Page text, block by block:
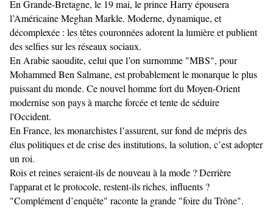
En Grande-Bretagne, le 19 mai, le prince Harry épousera
l’Américaine Meghan Markle. Moderne, dynamique, et
décomplexée : les têtes couronnées adorent la lumière et publient
des selfies sur les réseaux sociaux.
En Arabie saoudite, celui que l’on surnomme "MBS", pour
Mohammed Ben Salmane, est probablement le monarque le plus
puissant du monde. Ce nouvel homme fort du Moyen-Orient
modernise son pays à marche forcée et tente de séduire
l'Occident.
En France, les monarchistes l’assurent, sur fond de mépris des
élus politiques et de crise des institutions, la solution, c’est adopter
un roi.
Rois et reines seraient-ils de nouveau à la mode ? Derrière
l'apparat et le protocole, restent-ils riches, influents ?
"Complément d’enquête" raconte la grande "foire du Trône".